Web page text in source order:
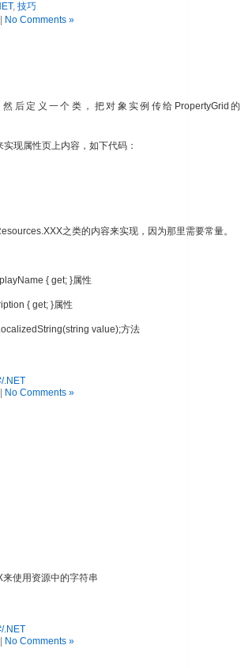
, 技巧
No Comments »
后定义一个类，把对象实例传给PropertyGrid的
现属性页上内容，如下代码：
之类的内容来实现，因为那里需要常量。
{ get; }属性
{ get; }属性
value);方法
.NET
No Comments »
使用资源中的字符串
.NET
No Comments »